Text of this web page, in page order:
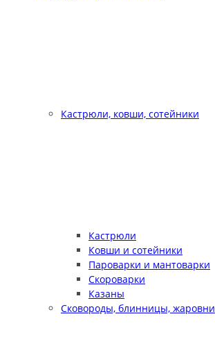
Кастрюли, ковши, сотейники
Кастрюли
Ковши и сотейники
Пароварки и мантоварки
Скороварки
Казаны
Сковороды, блинницы, жаровни